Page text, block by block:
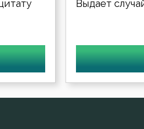
Выдает